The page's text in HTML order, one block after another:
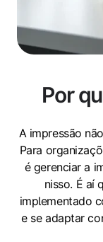
Por
A impressão
Para
é gerenciar a
nisso. É aí
implementado
e se adaptar